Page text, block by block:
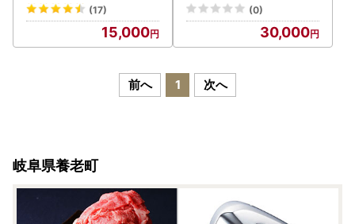
(17)
15,000
(0)
30,000
前へ 1 次へ
岐阜県養老町